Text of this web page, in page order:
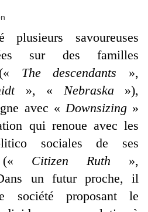
savoureuses
sur des familles
The descendants »,
», « Nebraska »),
avec « Downsizing »
qui renoue avec les
sociales de ses
(« Citizen Ruth »,
un futur proche, il
société proposant le